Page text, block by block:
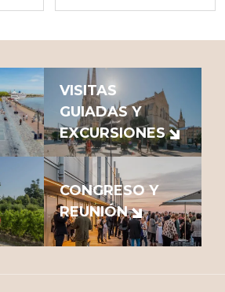
VISITAS
GUIADAS Y
EXCURSIONES
CONGRESO Y
REUNIÓN